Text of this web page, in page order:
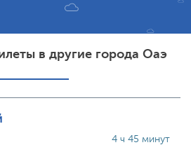
в другие города Оаэ
4 ч 45 минут